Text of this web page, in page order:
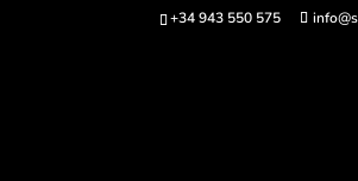
+34 943 550 575